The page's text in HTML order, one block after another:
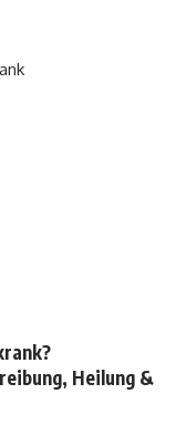
Heilung &